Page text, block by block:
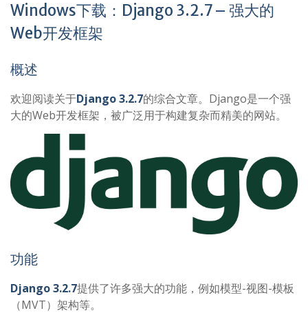
Windows下载：Django 3.2.7 – 强大的
Web开发框架
概述
欢迎阅读关于Django 3.2.7的综合文章。Django是一个强
大的Web开发框架，被广泛用于构建复杂而精美的网站。
功能
Django 3.2.7提供了许多强大的功能，例如模型-视图-模板
（MVT）架构等。